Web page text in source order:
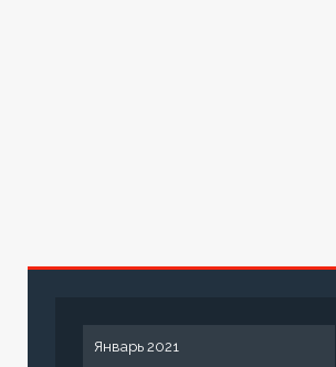
Январь 2021